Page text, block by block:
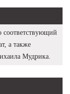
соответствующий
а также
Мудрика.